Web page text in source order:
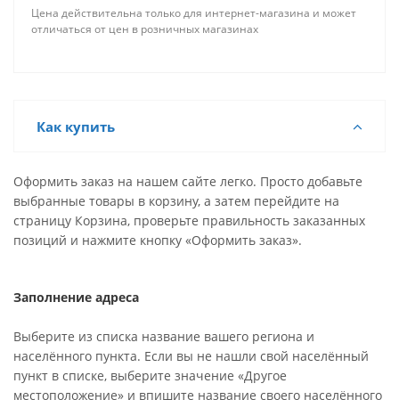
Цена действительна только для интернет-магазина и может
отличаться от цен в розничных магазинах
Как купить
Оформить заказ на нашем сайте легко. Просто добавьте
выбранные товары в корзину, а затем перейдите на
страницу Корзина, проверьте правильность заказанных
позиций и нажмите кнопку «Оформить заказ».
Заполнение адреса
Выберите из списка название вашего региона и
населённого пункта. Если вы не нашли свой населённый
пункт в списке, выберите значение «Другое
местоположение» и впишите название своего населённого